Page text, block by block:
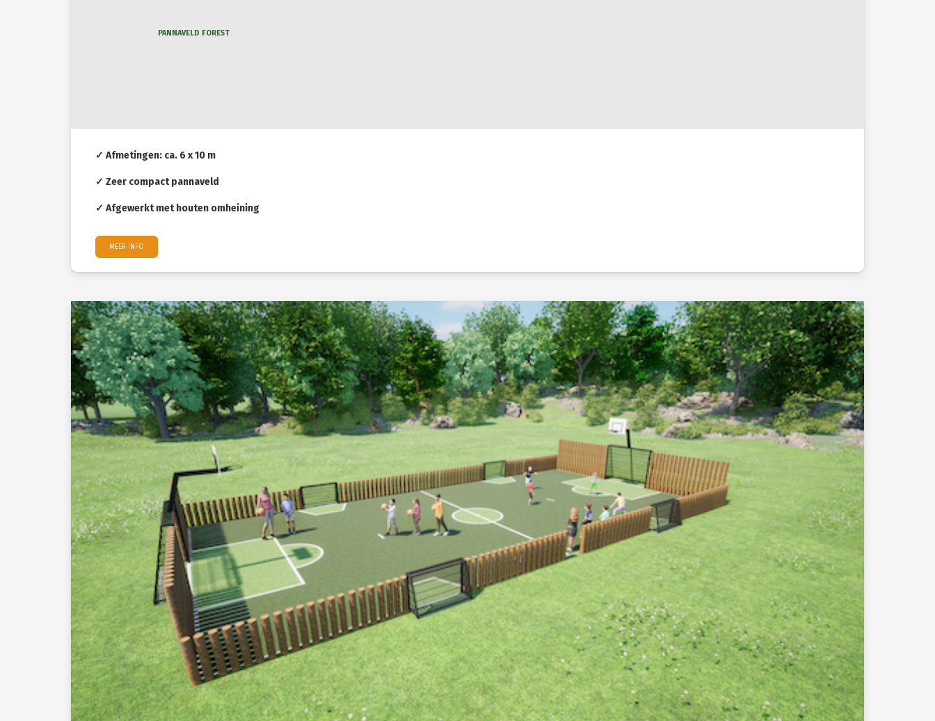
PANNAVELD FOREST
✓ Afmetingen: ca. 6 x 10 m
✓ Zeer compact pannaveld
✓ Afgewerkt met houten omheining
MEER INFO